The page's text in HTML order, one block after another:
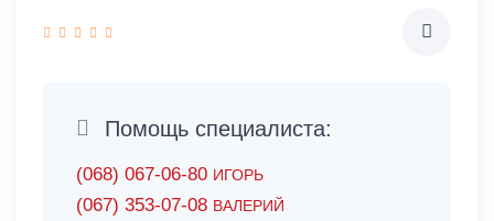
Помощь специалиста:
(068) 067-06-80 ИГОРЬ
(067) 353-07-08 ВАЛЕРИЙ